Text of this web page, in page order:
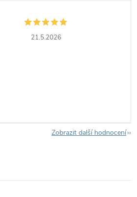
21.5.2026
Zobrazit další hodnocení